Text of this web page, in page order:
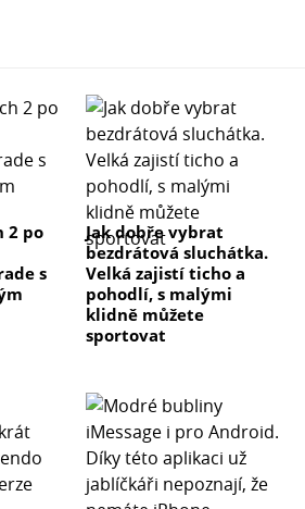
2 po
s
Jak dobře vybrat
bezdrátová sluchátka.
Velká zajistí ticho a
pohodlí, s malými
klidně můžete
sportovat